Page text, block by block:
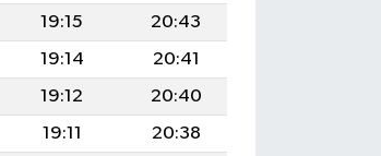
19:15
20:43
19:14
20:41
19:12
20:40
19:11
20:38